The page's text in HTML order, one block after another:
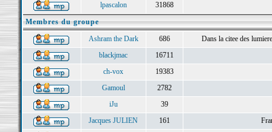
lpascalon
31868
Membres du groupe
Ashram the Dark
686
Dans la citee des
blackjmac
16711
ch-vox
19383
Gamoul
2782
iJu
39
Jacques JULIEN
161